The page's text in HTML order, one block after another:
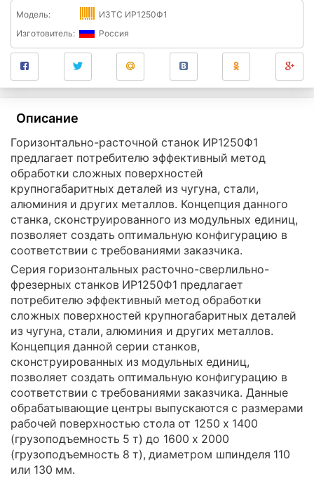
Модель:
ИЗТС ИР1250Ф1
Изготовитель:
Россия
Описание
Горизонтально-расточной станок ИР1250Ф1
предлагает потребителю эффективный метод
обработки сложных поверхностей
крупногабаритных деталей из чугуна, стали,
алюминия и других металлов. Концепция данного
станка, сконструированного из модульных единиц,
позволяет создать оптимальную конфигурацию в
соответствии с требованиями заказчика.
Серия горизонтальных расточно-сверлильно-
фрезерных станков ИР1250Ф1 предлагает
потребителю эффективный метод обработки
сложных поверхностей крупногабаритных деталей
из чугуна, стали, алюминия и других металлов.
Концепция данной серии станков,
сконструированных из модульных единиц,
позволяет создать оптимальную конфигурацию в
соответствии с требованиями заказчика. Данные
обрабатывающие центры выпускаются с размерами
рабочей поверхностью стола от 1250 х 1400
(грузоподъемность 5 т) до 1600 х 2000
(грузоподъемность 8 т), диаметром шпинделя 110
или 130 мм.